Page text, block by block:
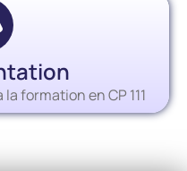
formation en CP 111